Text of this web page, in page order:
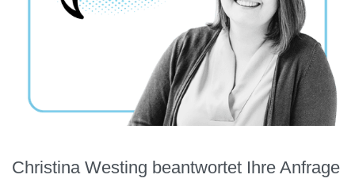
Christina Westing beantwortet Ihre Anfrage